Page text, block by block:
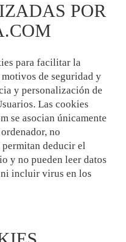
POR
para facilitar la
de seguridad y
y personalización de
Las cookies
se asocian únicamente
no
deducir el
y no pueden leer datos
incluir virus en los